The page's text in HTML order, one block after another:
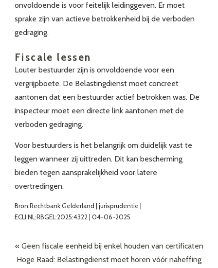
onvoldoende is voor feitelijk leidinggeven. Er moet
sprake zijn van actieve betrokkenheid bij de verboden
gedraging.
Fiscale lessen
Louter bestuurder zijn is onvoldoende voor een
vergrijpboete. De Belastingdienst moet concreet
aantonen dat een bestuurder actief betrokken was. De
inspecteur moet een directe link aantonen met de
verboden gedraging.
Voor bestuurders is het belangrijk om duidelijk vast te
leggen wanneer zij uittreden. Dit kan bescherming
bieden tegen aansprakelijkheid voor latere
overtredingen.
Bron:Rechtbank Gelderland | jurisprudentie |
ECLI:NL:RBGEL:2025:4322 | 04-06-2025
« Geen fiscale eenheid bij enkel houden van certificaten
Hoge Raad: Belastingdienst moet horen vóór naheffing